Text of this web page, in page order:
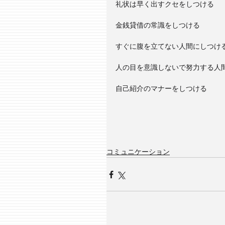
礼状は早く出すクセをしつける
金銭貸借の常識をしつける
すぐに腹を立てない人間にしつけ
人の目を意識しないで努力する人
自己紹介のマナーをしつける
コミュニケーション